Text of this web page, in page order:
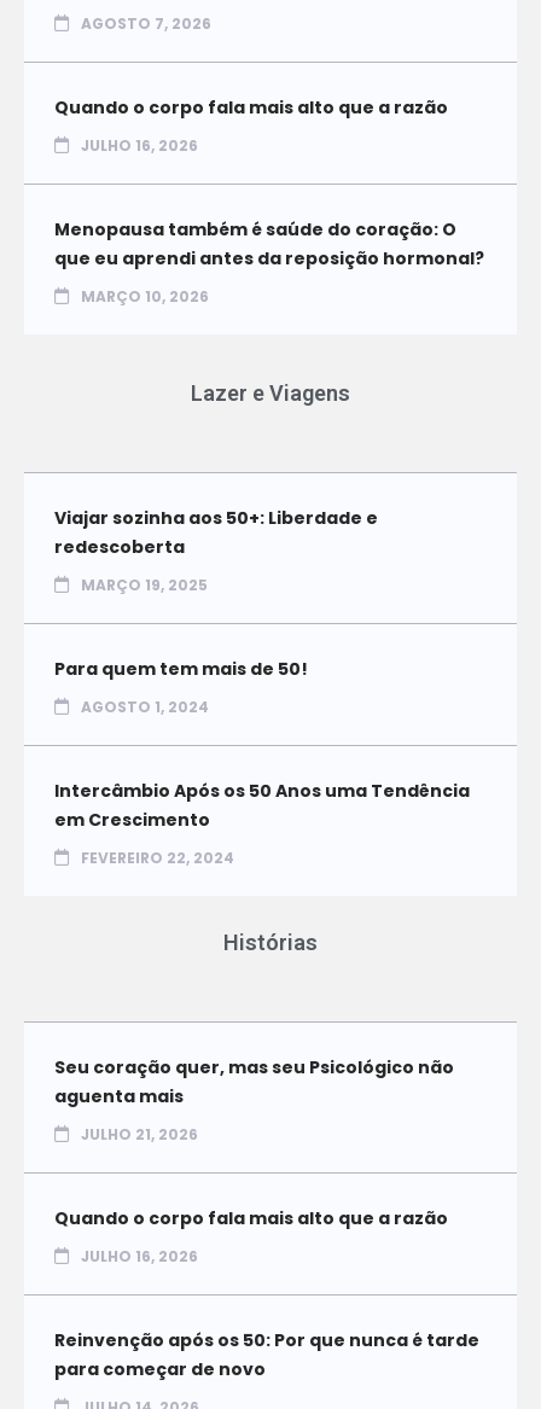
AGOSTO 7, 2026
Quando o corpo fala mais alto que a razão
JULHO 16, 2026
Menopausa também é saúde do coração: O
que eu aprendi antes da reposição hormonal?
MARÇO 10, 2026
Lazer e Viagens
Viajar sozinha aos 50+: Liberdade e
redescoberta
MARÇO 19, 2025
Para quem tem mais de 50!
AGOSTO 1, 2024
Intercâmbio Após os 50 Anos uma Tendência
em Crescimento
FEVEREIRO 22, 2024
Histórias
Seu coração quer, mas seu Psicológico não
aguenta mais
JULHO 21, 2026
Quando o corpo fala mais alto que a razão
JULHO 16, 2026
Reinvenção após os 50: Por que nunca é tarde
para começar de novo